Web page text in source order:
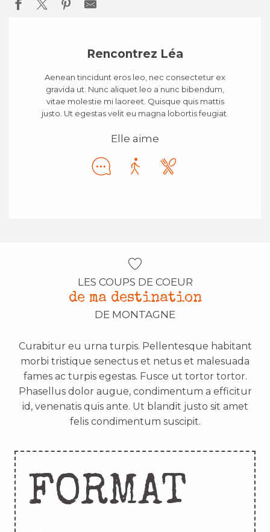
Rencontrez Léa
Aenean tincidunt eros leo, nec consectetur ex
gravida ut. Nunc aliquet leo a nunc bibendum,
vitae molestie mi laoreet. Quisque quis mattis
justo. Ut egestas velit eu magna lobortis feugiat.
Elle aime
LES COUPS DE COEUR
de ma destination
DE MONTAGNE
Curabitur eu urna turpis. Pellentesque habitant
morbi tristique senectus et netus et malesuada
fames ac turpis egestas. Fusce ut tortor tortor.
Phasellus dolor augue, condimentum a efficitur
id, venenatis quis ante. Ut blandit justo sit amet
felis condimentum suscipit.
FORMAT